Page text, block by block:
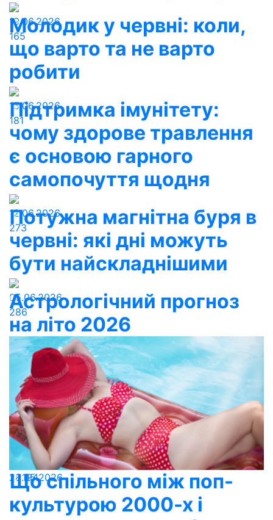
19.06.2026
165
Молодик у червні: коли,
що варто та не варто
робити
15.06.2026
181
Підтримка імунітету:
чому здорове травлення
є основою гарного
самопочуття щодня
12.06.2026
273
Потужна магнітна буря в
червні: які дні можуть
бути найскладнішими
05.06.2026
286
Астрологічний прогноз
на літо 2026
28.05.2026
194
Що спільного між поп-
культурою 2000-х і